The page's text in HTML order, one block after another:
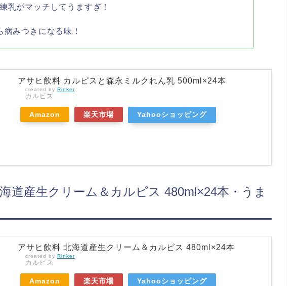
乳がマッチしてうますぎ！
病みつきになる味！
アサヒ飲料 カルピスと森永ミルクれん乳 500ml×24本
created by Rinker
カルピス
Amazon 楽天市場 Yahooショッピング
道産生クリーム＆カルピス 480ml×24本・うま
アサヒ飲料 北海道産生クリーム＆カルピス 480ml×24本
created by Rinker
カルピス
Amazon 楽天市場 Yahooショッピング